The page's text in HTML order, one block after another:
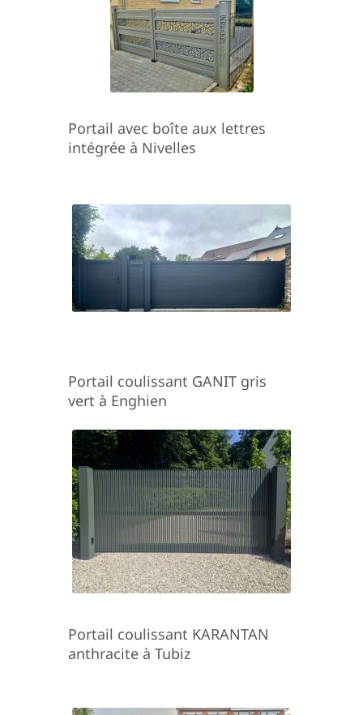
Portail avec boîte aux lettres
intégrée à Nivelles
Portail coulissant GANIT gris
vert à Enghien
Portail coulissant KARANTAN
anthracite à Tubiz